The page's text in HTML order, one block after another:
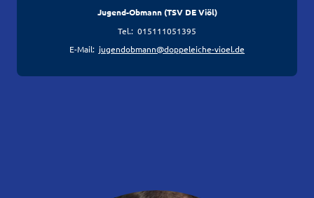
Jugend-Obmann (TSV DE Viöl)
Tel.: 015111051395
E-Mail: jugendobmann@doppeleiche-vioel.de